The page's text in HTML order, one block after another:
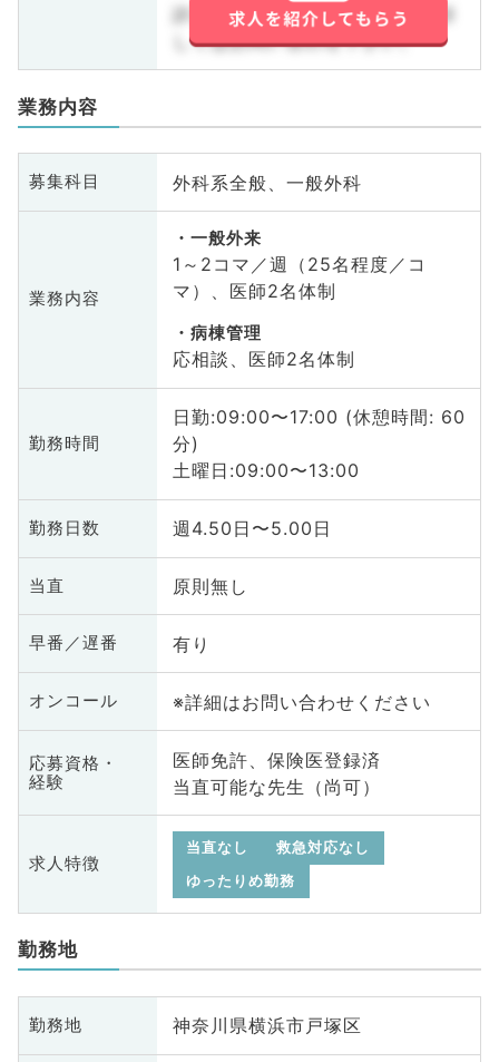
詳しくはお問い合わせ下さい。詳
しくはお問い合わせ下さい。
業務内容
募集科目 外科系全般、一般外科
業務内容
一般外来
1～2コマ／週（25名程度／コ
マ）、医師2名体制
病棟管理
応相談、医師2名体制
勤務時間
日勤:09:00〜17:00 (休憩時間: 60
分)
土曜日:09:00〜13:00
勤務日数 週4.50日〜5.00日
当直 原則無し
早番／遅番 有り
オンコール ※詳細はお問い合わせください
応募資格・
経験
医師免許、保険医登録済
当直可能な先生（尚可）
求人特徴
当直なし
救急対応なし
ゆったりめ勤務
勤務地
勤務地 神奈川県横浜市戸塚区